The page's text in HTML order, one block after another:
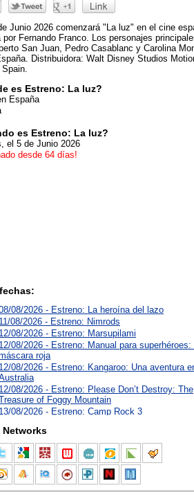
Junio 2026 comenzará "La luz" en el cine
por Fernando Franco. Los personajes
San Juan, Pedro Casablanc y Carolina
Distribuidora: Walt Disney Studios
es Estreno: La luz?
España
es Estreno: La luz?
el 5 de Junio 2026
desde 64 días!
08/2026 - Estreno: La heroína del lazo
11/08/2026 - Estreno: Nimrods
12/08/2026 - Estreno: Marsupilami
12/08/2026 - Estreno: Manual para superhéroes:
roja
12/08/2026 - Estreno: Kangaroo: Una aventura
12/08/2026 - Estreno: Please Don’t Destroy: The
of Foggy Mountain
13/08/2026 - Estreno: Camp Rock 3
Networks